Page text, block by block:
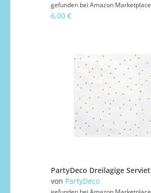
gefunden bei Amazon Marketplace
6,00 €
von PartyDeco